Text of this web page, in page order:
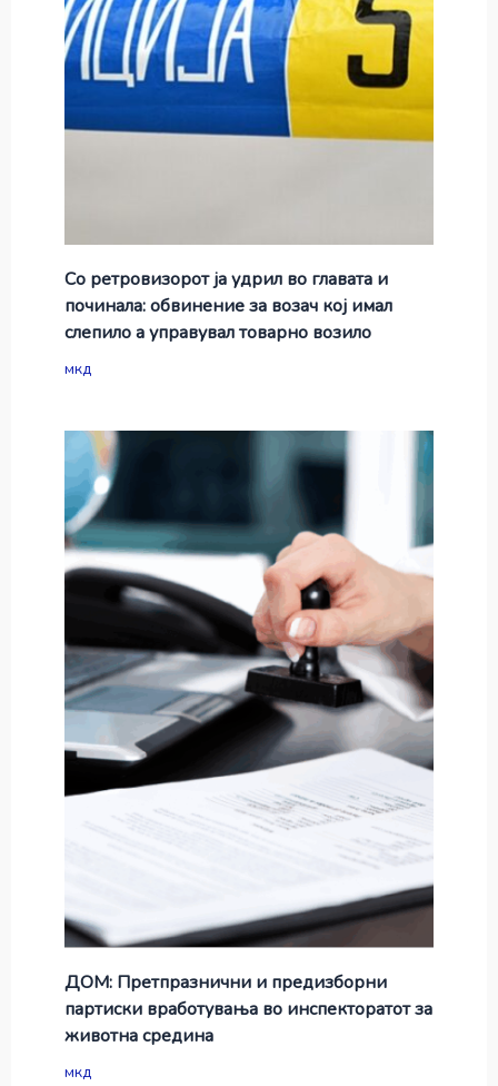
Со ретровизорот ја удрил во главата и
починала: обвинение за возач кој имал
слепило а управувал товарно возило
мкд
ДОМ: Претпразнични и предизборни
партиски вработувања во инспекторатот за
животна средина
мкд